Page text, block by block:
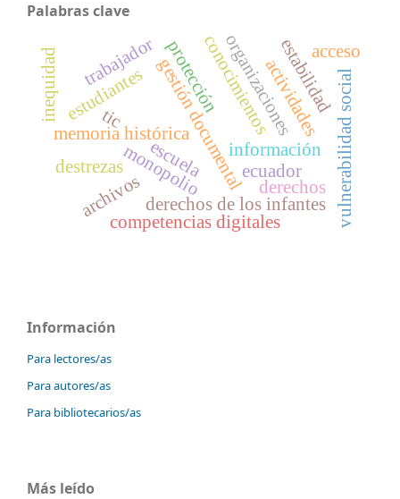
Palabras clave
gestión documental
archivos
memoria histórica organizaciones
información
derechos de los infantes
protección vulnerabilidad social
ecuador
actividades
competencias digitales
conocimientos
tic
trabajador
derechos
estabilidad
escuela
estudiantes
monopolio
inequidad acceso
destrezas
Información
Para lectores/as
Para autores/as
Para bibliotecarios/as
Más leído